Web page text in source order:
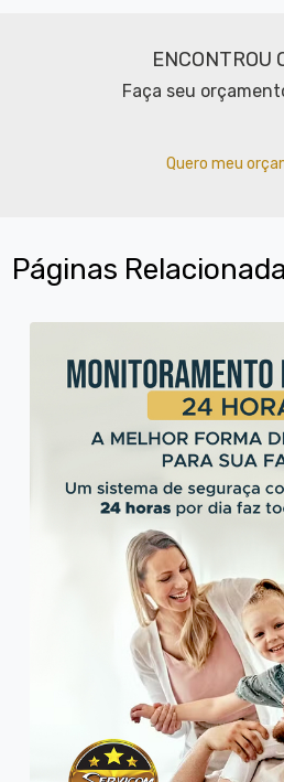
ENCONTROU
Faça seu
Quero meu
Páginas